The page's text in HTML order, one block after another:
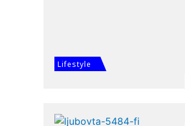
Lifestyle